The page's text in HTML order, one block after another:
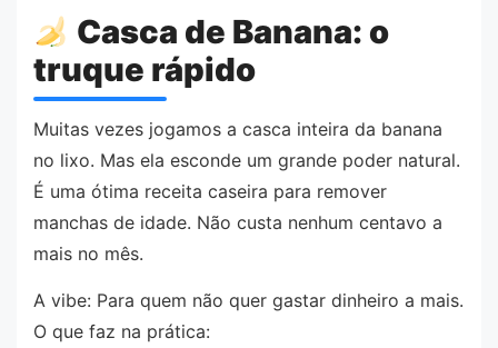
Casca de Banana: o
truque rápido
Muitas vezes jogamos a casca inteira da banana
no lixo. Mas ela esconde um grande poder natural.
É uma ótima receita caseira para remover
manchas de idade. Não custa nenhum centavo a
mais no mês.
A vibe: Para quem não quer gastar dinheiro a mais.
O que faz na prática: